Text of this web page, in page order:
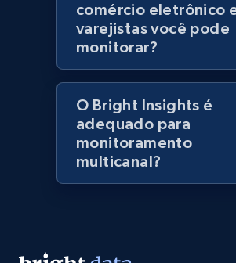
991+ 162+
URL, Domain, Marketplace pn, Sku,
Model number, Gtin ean pn, Product
comércio eletrônico
varejistas você pode
monitorar?
O Bright Insights é
adequado para
monitoramento
multicanal?